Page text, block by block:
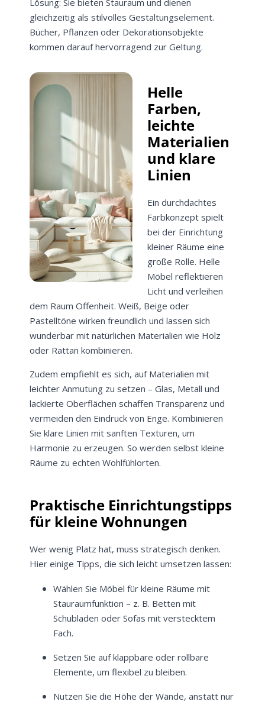
Lösung: Sie bieten Stauraum und dienen
gleichzeitig als stilvolles Gestaltungselement.
Bücher, Pflanzen oder Dekorationsobjekte
kommen darauf hervorragend zur Geltung.
Helle
Farben,
leichte
Materialien
und klare
Linien
Ein durchdachtes
Farbkonzept spielt
bei der Einrichtung
kleiner Räume eine
große Rolle. Helle
Möbel reflektieren
Licht und verleihen
dem Raum Offenheit. Weiß, Beige oder
Pastelltöne wirken freundlich und lassen sich
wunderbar mit natürlichen Materialien wie Holz
oder Rattan kombinieren.
Zudem empfiehlt es sich, auf Materialien mit
leichter Anmutung zu setzen – Glas, Metall und
lackierte Oberflächen schaffen Transparenz und
vermeiden den Eindruck von Enge. Kombinieren
Sie klare Linien mit sanften Texturen, um
Harmonie zu erzeugen. So werden selbst kleine
Räume zu echten Wohlfühlorten.
Praktische Einrichtungstipps
für kleine Wohnungen
Wer wenig Platz hat, muss strategisch denken.
Hier einige Tipps, die sich leicht umsetzen lassen:
Wählen Sie Möbel für kleine Räume mit
Stauraumfunktion – z. B. Betten mit
Schubladen oder Sofas mit verstecktem
Fach.
Setzen Sie auf klappbare oder rollbare
Elemente, um flexibel zu bleiben.
Nutzen Sie die Höhe der Wände, anstatt nur